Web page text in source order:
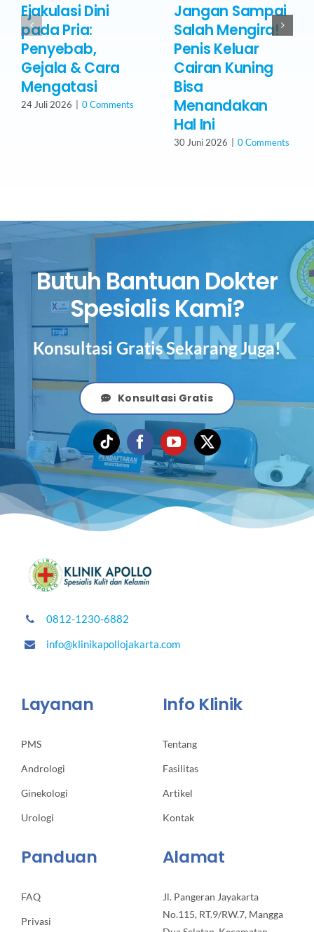
Ejakulasi Dini
pada Pria:
Penyebab,
Gejala & Cara
Mengatasi
24 Juli 2026 0 Comments
Jangan Sampai
Salah Mengira!
Penis Keluar
Cairan Kuning
Bisa
Menandakan
Hal Ini
30 Juni 2026 0 Comments
Butuh Bantuan Dokter
Spesialis Kami?
Konsultasi Gratis Sekarang Juga!
Konsultasi Gratis
0812-1230-6882
info@klinikapollojakarta.com
Layanan
PMS
Andrologi
Ginekologi
Urologi
Info Klinik
Tentang
Fasilitas
Artikel
Kontak
Panduan
FAQ
Privasi
Alamat
Jl. Pangeran Jayakarta
No.115, RT.9/RW.7, Mangga